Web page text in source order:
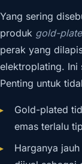
Yang sering
produk gold-
perak yang
elektroplating. Ini
Penting untuk
Gold-plated
emas terlalu
Harganya